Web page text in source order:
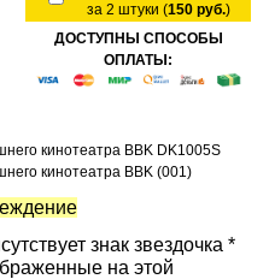
за 2 штуки (150 руб.)
ДОСТУПНЫ СПОСОБЫ
ОПЛАТЫ:
кинотеатра BBK DK1005S
кинотеатра BBK (001)
знак звездочка *
на этой